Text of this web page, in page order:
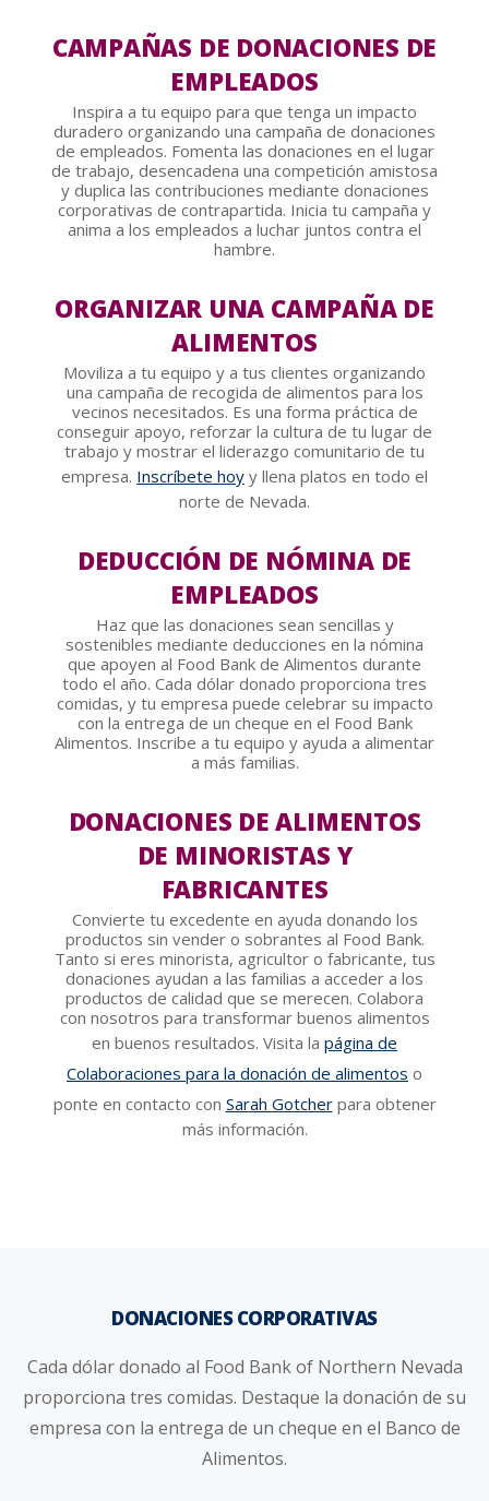
CAMPAÑAS DE DONACIONES DE
EMPLEADOS
Inspira a tu equipo para que tenga un impacto
duradero organizando una campaña de donaciones
de empleados. Fomenta las donaciones en el lugar
de trabajo, desencadena una competición amistosa
y duplica las contribuciones mediante donaciones
corporativas de contrapartida. Inicia tu campaña y
anima a los empleados a luchar juntos contra el
hambre.
ORGANIZAR UNA CAMPAÑA DE
ALIMENTOS
Moviliza a tu equipo y a tus clientes organizando
una campaña de recogida de alimentos para los
vecinos necesitados. Es una forma práctica de
conseguir apoyo, reforzar la cultura de tu lugar de
trabajo y mostrar el liderazgo comunitario de tu
empresa. Inscríbete hoy y llena platos en todo el
norte de Nevada.
DEDUCCIÓN DE NÓMINA DE
EMPLEADOS
Haz que las donaciones sean sencillas y
sostenibles mediante deducciones en la nómina
que apoyen al Food Bank de Alimentos durante
todo el año. Cada dólar donado proporciona tres
comidas, y tu empresa puede celebrar su impacto
con la entrega de un cheque en el Food Bank
Alimentos. Inscribe a tu equipo y ayuda a alimentar
a más familias.
DONACIONES DE ALIMENTOS
DE MINORISTAS Y
FABRICANTES
Convierte tu excedente en ayuda donando los
productos sin vender o sobrantes al Food Bank.
Tanto si eres minorista, agricultor o fabricante, tus
donaciones ayudan a las familias a acceder a los
productos de calidad que se merecen. Colabora
con nosotros para transformar buenos alimentos
en buenos resultados. Visita la página de
Colaboraciones para la donación de alimentos o
ponte en contacto con Sarah Gotcherpara obtener
más información.
DONACIONES CORPORATIVAS
Cada dólar donado al Food Bank of Northern Nevada
proporciona tres comidas. Destaque la donación de su
empresa con la entrega de un cheque en el Banco de
Alimentos.